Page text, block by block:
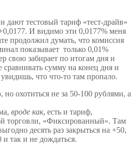
дают тестовый тариф «тест-драйв»
И видимо эти 0,0177% меня
продолжил думать, что комиссия
показывает только 0,01%
свою забирает по итогам дня и
сравнивать сумму на конец дня и
что что-то там пропало.
охотиться не за 50-100 рублями, а
вроде как, есть и тариф,
торговли, «Фиксированный». Там
десять раз закрыться на +50,
и так и не дождаться.